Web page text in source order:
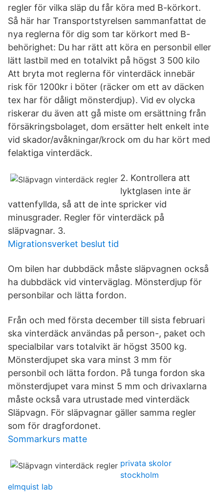
regler för vilka släp du får köra med B-körkort.
Så här har Transportstyrelsen sammanfattat de
nya reglerna för dig som tar körkort med B-
behörighet: Du har rätt att köra en personbil eller
lätt lastbil med en totalvikt på högst 3 500 kilo
Att bryta mot reglerna för vinterdäck innebär
risk för 1200kr i böter (räcker om ett av däcken
tex har för dåligt mönsterdjup). Vid ev olycka
riskerar du även att gå miste om ersättning från
försäkringsbolaget, dom ersätter helt enkelt inte
vid skador/avåkningar/krock om du har kört med
felaktiga vinterdäck.
2. Kontrollera att
lyktglasen inte är
vattenfyllda, så att de inte spricker vid
minusgrader. Regler för vinterdäck på
släpvagnar. 3.
Migrationsverket beslut tid
Om bilen har dubbdäck måste släpvagnen också
ha dubbdäck vid vinterväglag. Mönsterdjup för
personbilar och lätta fordon.
Från och med första december till sista februari
ska vinterdäck användas på person-, paket och
specialbilar vars totalvikt är högst 3500 kg.
Mönsterdjupet ska vara minst 3 mm för
personbil och lätta fordon. På tunga fordon ska
mönsterdjupet vara minst 5 mm och drivaxlarna
måste också vara utrustade med vinterdäck
Släpvagn. För släpvagnar gäller samma regler
som för dragfordonet.
Sommarkurs matte
privata skolor
stockholm
elmquist lab